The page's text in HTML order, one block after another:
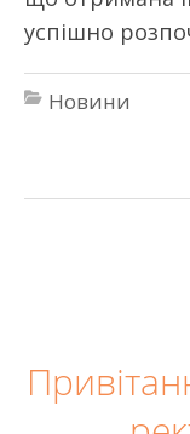
успішно
Новини